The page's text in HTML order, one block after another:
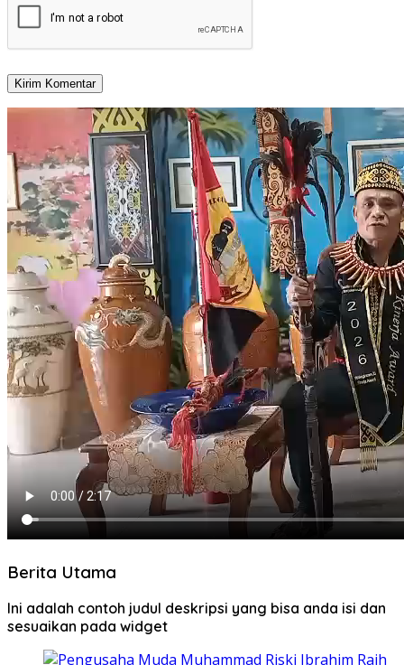
Berita Utama
Ini adalah contoh judul deskripsi yang bisa anda isi dan
sesuaikan pada widget